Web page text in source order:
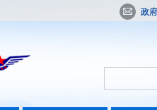
政